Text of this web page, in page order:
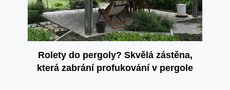
Rolety do pergoly? Skvělá zástěna,
která zabrání profukování v pergole